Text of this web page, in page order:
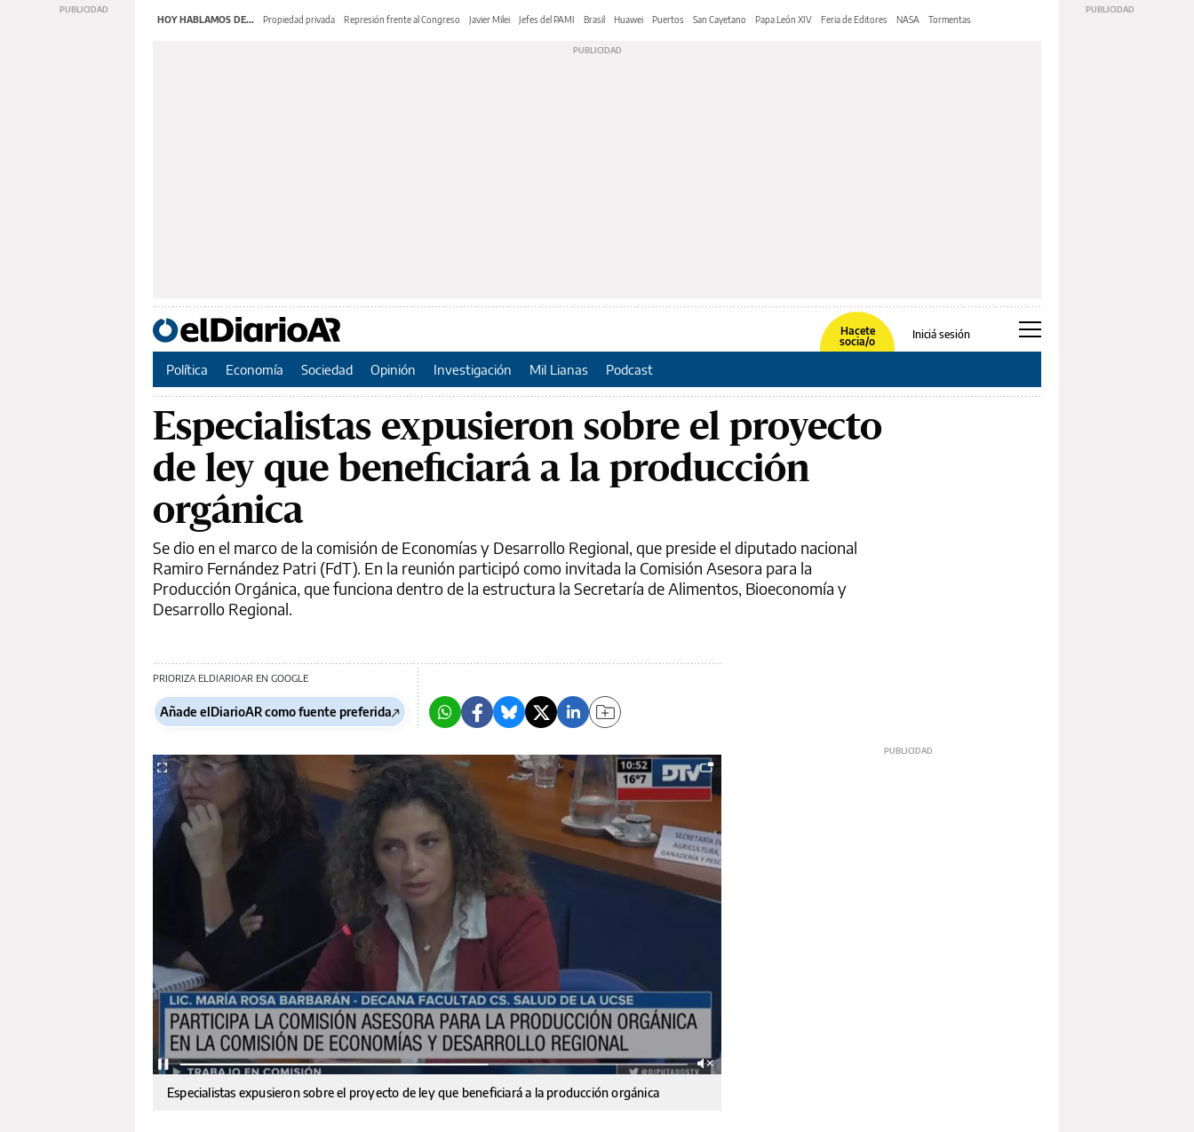
HOY HABLAMOS DE... Propiedad privada Represión frente al Congreso Javier Milei Jefes del PAMI Brasil Huawei Puertos San Cayetano Papa León XIV Feria de Editores NASA Tormentas
Hacete
socia/o
Iniciá sesión
Política Economía Sociedad Opinión Investigación Mil Lianas Podcast
Especialistas expusieron sobre el proyecto
de ley que beneficiará a la producción
orgánica
Se dio en el marco de la comisión de Economías y Desarrollo Regional, que preside el diputado nacional
Ramiro Fernández Patri (FdT). En la reunión participó como invitada la Comisión Asesora para la
Producción Orgánica, que funciona dentro de la estructura la Secretaría de Alimentos, Bioeconomía y
Desarrollo Regional.
PRIORIZA ELDIARIOAR EN GOOGLE
Añade elDiarioAR como fuente preferida
Especialistas expusieron sobre el proyecto de ley que beneficiará a la producción orgánica